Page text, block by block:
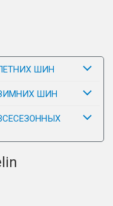
ШИН
ШИН